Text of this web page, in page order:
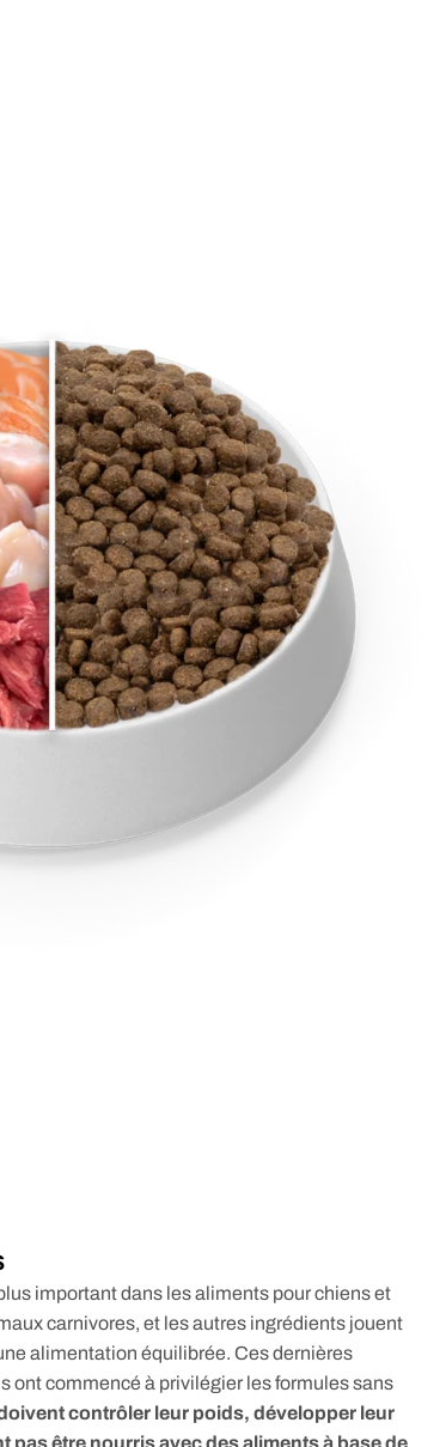
important dans les aliments pour chiens et
carnivores, et les autres ingrédients jouent
alimentation équilibrée. Ces dernières
ont commencé à privilégier les formules sans
contrôler leur poids, développer leur
pas être nourris avec des aliments à base de